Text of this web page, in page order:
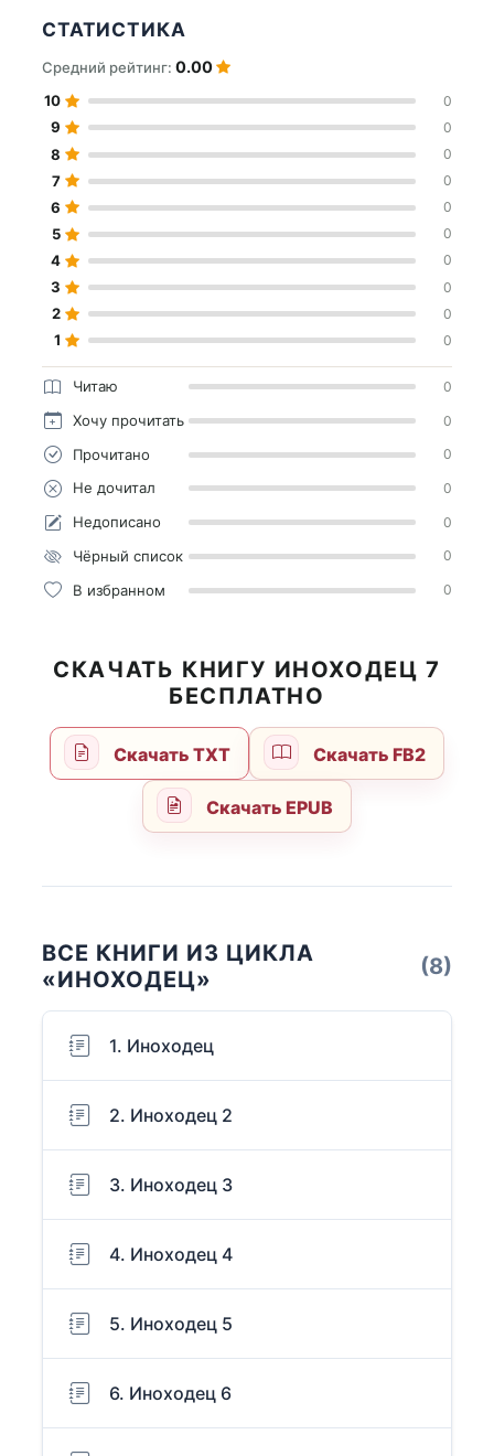
СТАТИСТИКА
Средний рейтинг: 0.00
10 0
9 0
8 0
7 0
6 0
5 0
4 0
3 0
2 0
1 0
Читаю 0
Хочу прочитать 0
Прочитано 0
Не дочитал 0
Недописано 0
Чёрный список 0
В избранном 0
СКАЧАТЬ КНИГУ ИНОХОДЕЦ 7
БЕСПЛАТНО
Скачать TXT Скачать FB2
Скачать EPUB
ВСЕ КНИГИ ИЗ ЦИКЛА
«ИНОХОДЕЦ»
(8)
1. Иноходец
2. Иноходец 2
3. Иноходец 3
4. Иноходец 4
5. Иноходец 5
6. Иноходец 6